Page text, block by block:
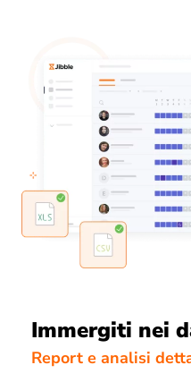
Immergiti nei
Report e analisi